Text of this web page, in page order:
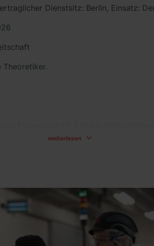
Dienstsitz: Berlin, Einsatz:
Theoretiker.
zukünftige Führungsrolle
Supply Chain),
weiterlesen